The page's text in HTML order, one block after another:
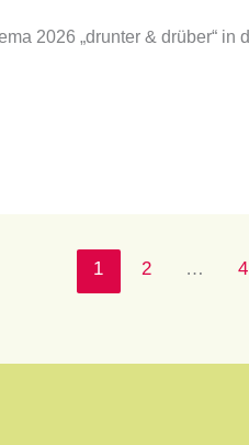
2026 „drunter & drüber“
1 2 … 4